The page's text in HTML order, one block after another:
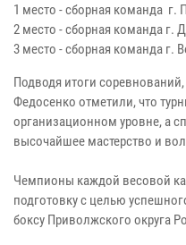
1 место - сборная команда г.
2 место - сборная команда г.
3 место - сборная команда г.
Подводя итоги
Федосенко отметили, что
организационном уровне, а
высочайшее мастерство и
Чемпионы каждой весовой
подготовку с целью
боксу Приволжского округа